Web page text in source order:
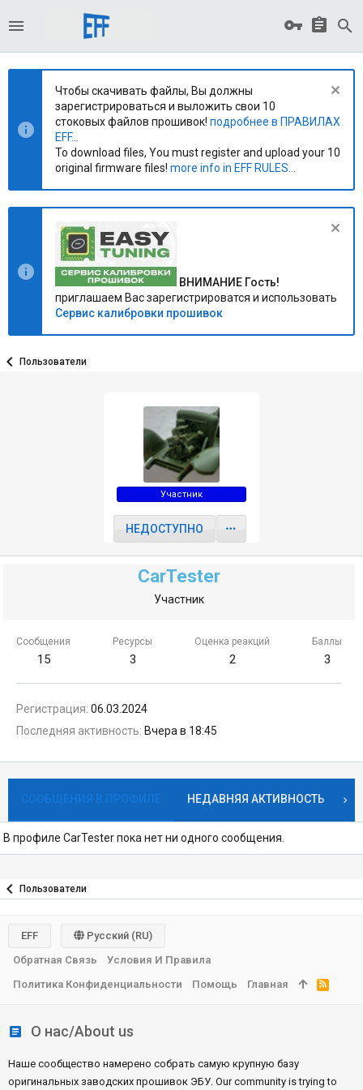
Чтобы скачивать файлы, Вы должны
зарегистрироваться и выложить свои 10
стоковых файлов прошивок! подробнее в ПРАВИЛАХ
EFF...
To download files, You must register and upload your 10
original firmware files! more info in EFF RULES...
ВНИМАНИЕ Гость!
приглашаем Вас зарегистрироватся и использовать
Сервис калибровки прошивок
Пользователи
Участник
НЕДОСТУПНО
CarTester
Участник
Сообщения
15
Ресурсы
3
Оценка реакций
2
Баллы
3
Регистрация 06.03.2024
Последняя активность Вчера в 18:45
СООБЩЕНИЯ В ПРОФИЛЕ НЕДАВНЯЯ АКТИВНОСТЬ
В профиле CarTester пока нет ни одного сообщения.
Пользователи
О нас/About us
Наше сообщество намерено собрать самую крупную базу
оригинальных заводских прошивок ЭБУ. Our community is trying to
EFF
Русский (RU)
Обратная Связь
Условия И Правила
Политика Конфиденциальности
Помощь Главная
R
S